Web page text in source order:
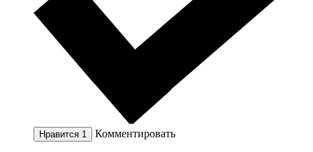
Нравится 1 Комментировать